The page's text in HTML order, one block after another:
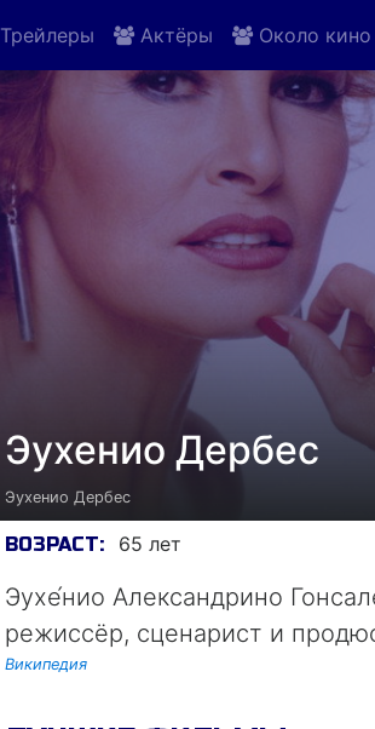
Трейлеры Актёры Около кино
Эухенио Дербес
Эухенио Дербес
ВОЗРАСТ: 65 лет
Эухе́нио Александрино
режиссёр, сценарист и
Википедия